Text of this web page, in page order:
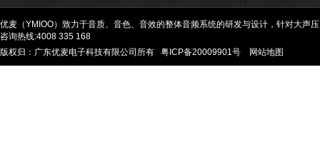
优麦（YMIOO）致力于音质、音色、音效的整体音频系统的研发与设计，针对大
咨询热线:4008 335 168
版权归：广东优麦电子科技有限公司所有 粤ICP备20009901号 网站地图